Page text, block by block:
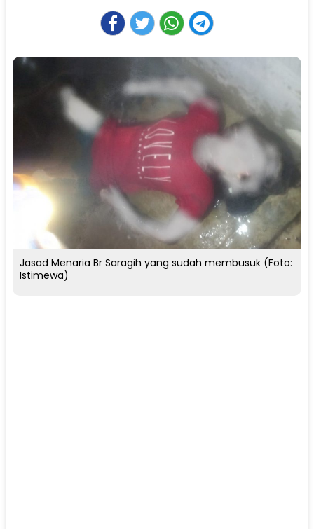
Jasad Menaria Br Saragih yang sudah membusuk (Foto:
Istimewa)